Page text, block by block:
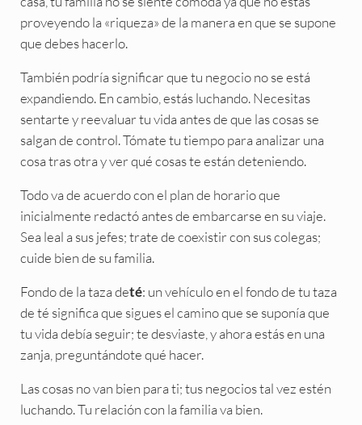
proveyendo la «riqueza» de la manera en que se supone
que debes hacerlo.
También podría significar que tu negocio no se está
expandiendo. En cambio, estás luchando. Necesitas
sentarte y reevaluar tu vida antes de que las cosas se
salgan de control. Tómate tu tiempo para analizar una
cosa tras otra y ver qué cosas te están deteniendo.
Todo va de acuerdo con el plan de horario que
inicialmente redactó antes de embarcarse en su viaje.
Sea leal a sus jefes; trate de coexistir con sus colegas;
cuide bien de su familia.
Fondo de la taza deté: un vehículo en el fondo de tu taza
de té significa que sigues el camino que se suponía que
tu vida debía seguir; te desviaste, y ahora estás en una
zanja, preguntándote qué hacer.
Las cosas no van bien para ti; tus negocios tal vez estén
luchando. Tu relación con la familia va bien.